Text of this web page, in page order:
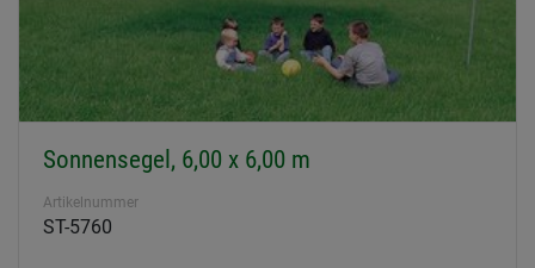
Sonnensegel, 6,00 x 6,00 m
Artikelnummer
ST-5760